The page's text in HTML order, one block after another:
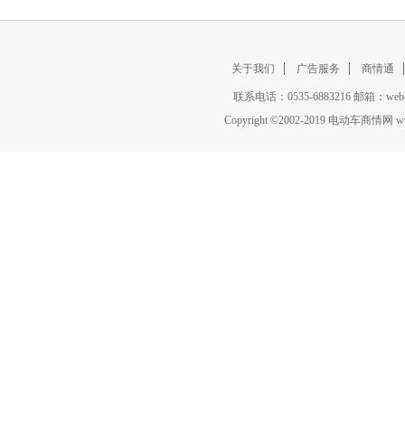
关于我们 广告服务 商情通
联系电话：0535-6883216 邮箱：
Copyright ©2002-2019 电动车商情网